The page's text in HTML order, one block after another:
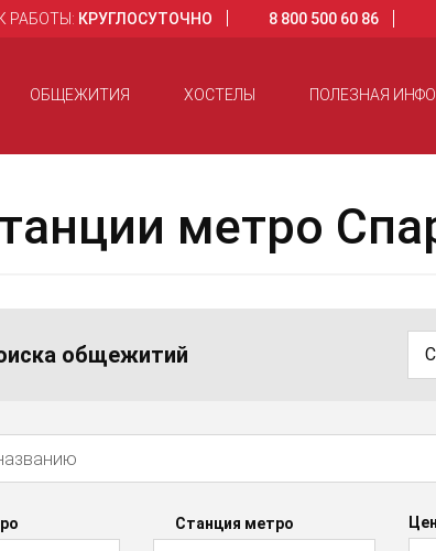
РАБОТЫ: КРУГЛОСУТОЧНО 8 800 500 60 86
ОБЩЕЖИТИЯ ХОСТЕЛЫ ПОЛЕЗНАЯ
метро
общежитий
Станция метро